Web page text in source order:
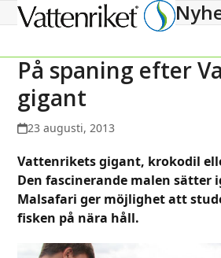
Open
menu
Close
menu
På spaning efter
gigant
23 augusti, 2013
Vattenrikets gigant, krokodil
Den fascinerande malensätter
Malsafari ger möjlighet att
fisken på nära håll.